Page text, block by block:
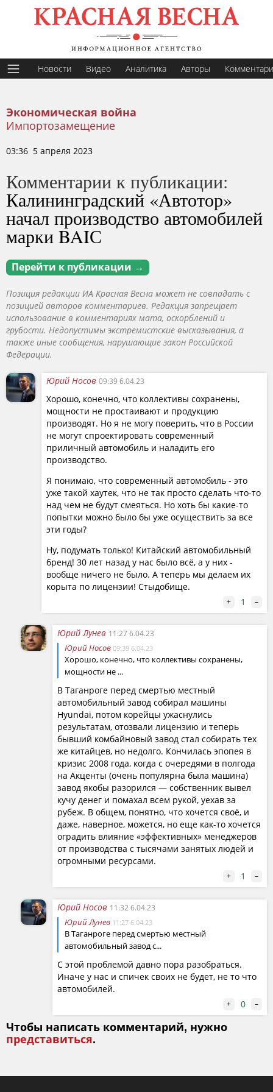
Новости Видео Аналитика Авторы
Экономическая война
Импортозамещение
03:36 5 апреля 2023
Комментарии к публикации:
Калининградский «Автотор»
начал производство автомобилей
марки BAIС
Перейти к публикации →
Позиция редакции ИА Красная Весна может не совпадать с
позицией авторов комментариев. Редакция запрещает
использование в комментариях мата, оскорблений и
грубости. Недопустимы экстремистские высказывания, а
также иные сообщения, нарушающие закон Российской
Федерации.
Юрий Носов 09:39 6.04.23
Хорошо, конечно, что коллективы сохранены,
мощности не простаивают и продукцию
производят. Но я не могу поверить, что в России
не могут спроектировать современный
приличный автомобиль и наладить его
производство.
Я понимаю, что современный автомобиль - это
уже такой хаутек, что не так просто сделать что-то
над чем не будут смеяться. Но хоть бы какие-то
попытки можно было бы уже осуществить за все
эти годы?
Ну, подумать только! Китайский автомобильный
бренд! 30 лет назад у нас было всё, а у них -
вообще ничего не было. А теперь мы делаем их
корыта по лицензии! Стыдобище.
+ 1 –
Юрий Лунев 11:27 6.04.23
Юрий Носов 09:39 6.04.23
Хорошо, конечно, что коллективы сохранены,
мощности не ...
В Таганроге перед смертью местный
автомобильный завод собирал машины
Hyundai, потом корейцы ужаснулись
результатам, отозвали лицензию и теперь
бывший комбайновый завод стал собирать тех
же китайцев, но недолго. Кончилась эпопея в
кризис 2008 года, когда с очередями в полгода
на Акценты (очень популярна была машина)
завод якобы разорился — собственник вывел
кучу денег и помахал всем рукой, уехав за
рубеж. В общем, понятно, что хочется своё, и
даже, наверное, можется, но еще как-то хочется
оградить влияние «эффективных» менеджеров
от производства с тысячами занятых людей и
огромными ресурсами.
+ 1 –
Юрий Носов 11:32 6.04.23
Юрий Лунев 11:27 6.04.23
В Таганроге перед смертью местный
автомобильный завод с...
С этой проблемой давно пора разобраться.
Иначе у нас и спичек своих не будет, не то что
автомобилей.
+ 0 –
Чтобы написать комментарий, нужно
представиться.